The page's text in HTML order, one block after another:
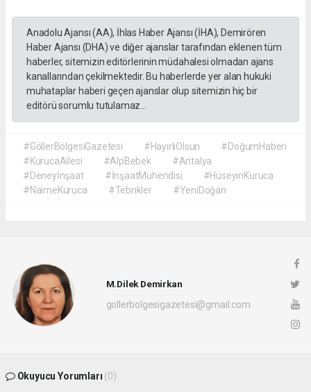
Anadolu Ajansı (AA), İhlas Haber Ajansı (İHA), Demirören
Haber Ajansı (DHA) ve diğer ajanslar tarafından eklenen tüm
haberler, sitemizin editörlerinin müdahalesi olmadan ajans
kanallarından çekilmektedir. Bu haberlerde yer alan hukuki
muhataplar haberi geçen ajanslar olup sitemizin hiç bir
editörü sorumlu tutulamaz...
#GöllerBölgesiGazetesi #HayırlıOlsun
#DoğumHaberi
#KurucaAilesi
#AlpBebek
#Antalya
#Deneyİnşaat
#İnşaatMühendisi
#HüseyinKuruca
#NaimeKuruca
#Tebrikler #YeniDoğan
M.Dilek Demirkan
gollerbolgesigazetesi@gmail.com
Okuyucu Yorumları (0)